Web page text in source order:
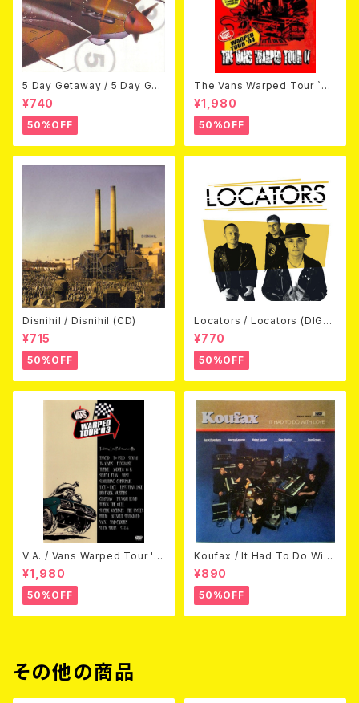
5 Day Getaway / 5 Day Get
away (CDEP)
¥740
50%OFF
The Vans Warped Tour `04
Beyond Warped (国内盤DV
D)
¥1,980
50%OFF
Disnihil / Disnihil (CD)
¥715
50%OFF
Locators / Locators (DIGPA
CK CD)
¥770
50%OFF
V.A. / Vans Warped Tour '0
3 (DVD)
¥1,980
50%OFF
Koufax / It Had To Do With
Love (CD)
¥890
50%OFF
その他の商品